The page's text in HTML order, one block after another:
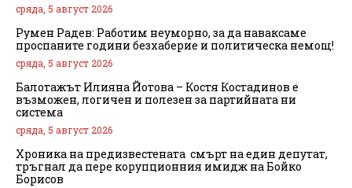
сряда, 5 август 2026
Румен Радев: Работим неуморно, за да наваксаме
проспаните години безхаберие и политическа немощ!
сряда, 5 август 2026
Балотажът Илияна Йотова – Костя Костадинов е
възможен, логичен и полезен за партийната ни
система
сряда, 5 август 2026
Хроника на предизвестената смърт на един депутат,
тръгнал да пере корупционния имидж на Бойко
Борисов